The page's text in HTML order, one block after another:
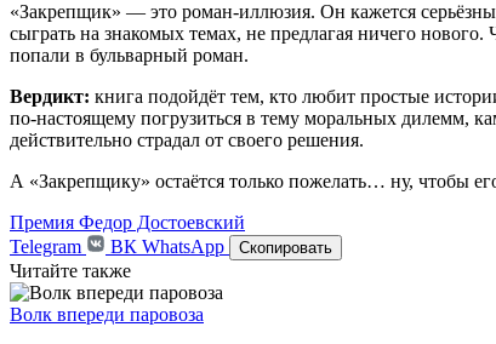
«Закрепщик» — это роман‑иллюзия. Он кажется
сыграть на знакомых темах, не предлагая ничего нового.
попали в бульварный роман.
Вердикт: книга подойдёт тем, кто любит простые
по‑настоящему погрузиться в тему моральных дилемм,
действительно страдал от своего решения.
А «Закрепщику» остаётся только пожелать… ну, чтобы
Премия Федор Достоевский
Telegram
ВК WhatsApp Скопировать
Читайте также
Волк впереди паровоза